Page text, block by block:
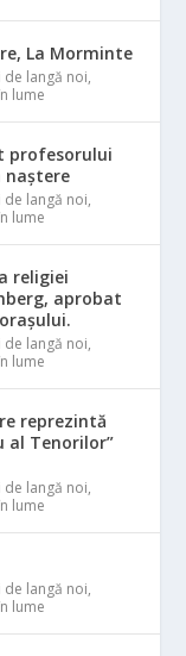
La Morminte
de langă noi,
lume
profesorului
naștere
de langă noi,
lume
religiei
aprobat
de langă noi,
lume
reprezintă
al Tenorilor”
de langă noi,
lume
de langă noi,
lume